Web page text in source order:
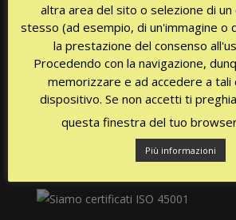
CERTIFICATIONS
altra area del sito o selezione di
stesso (ad esempio, di un'immagine o
la prestazione del consenso
Procedendo con la navigazione,
memorizzare e ad accedere a tali
dispositivo. Se non accetti ti
questa finestra del tuo
Più informazioni